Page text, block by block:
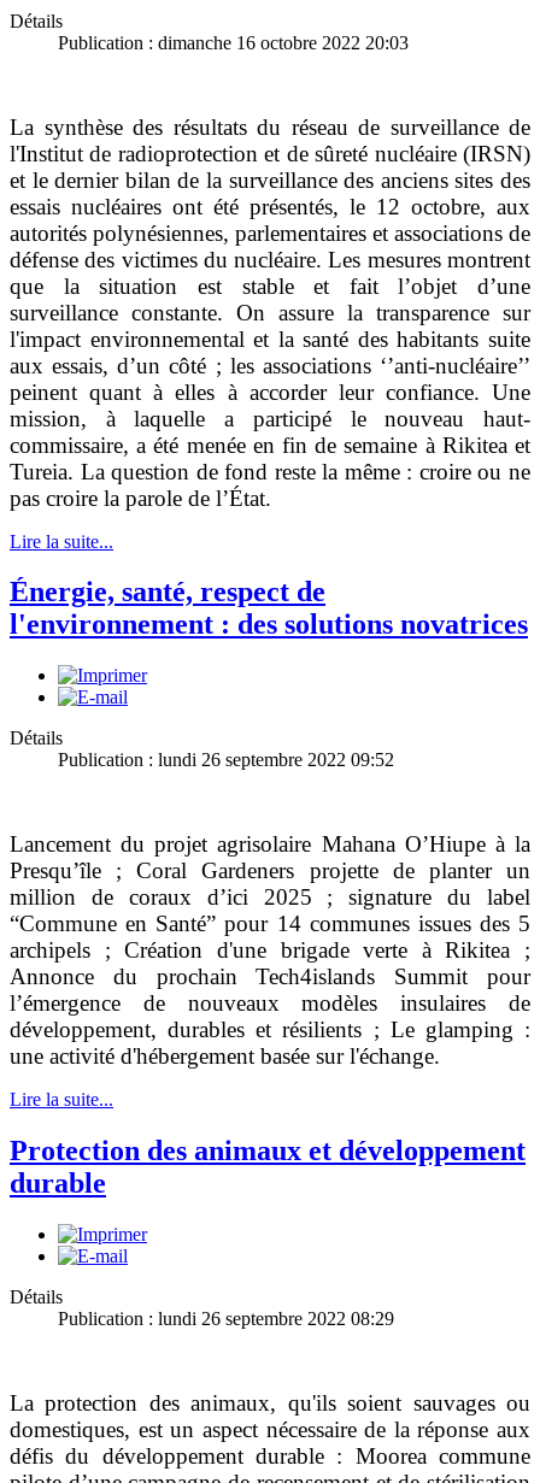
Détails
Publication : dimanche 16 octobre 2022 20:03
La synthèse des résultats du réseau de surveillance de
l'Institut de radioprotection et de sûreté nucléaire (IRSN)
et le dernier bilan de la surveillance des anciens sites des
essais nucléaires ont été présentés, le 12 octobre, aux
autorités polynésiennes, parlementaires et associations de
défense des victimes du nucléaire. Les mesures montrent
que la situation est stable et fait l’objet d’une
surveillance constante. On assure la transparence sur
l'impact environnemental et la santé des habitants suite
aux essais, d’un côté ; les associations ‘’anti-nucléaire’’
peinent quant à elles à accorder leur confiance. Une
mission, à laquelle a participé le nouveau haut-
commissaire, a été menée en fin de semaine à Rikitea et
Tureia. La question de fond reste la même : croire ou ne
pas croire la parole de l’État.
Lire la suite...
Énergie, santé, respect de
l'environnement : des solutions novatrices
Détails
Publication : lundi 26 septembre 2022 09:52
Lancement du projet agrisolaire Mahana O’Hiupe à la
Presqu’île ; Coral Gardeners projette de planter un
million de coraux d’ici 2025 ; signature du label
“Commune en Santé” pour 14 communes issues des 5
archipels ; Création d'une brigade verte à Rikitea ;
Annonce du prochain Tech4islands Summit pour
l’émergence de nouveaux modèles insulaires de
développement, durables et résilients ; Le glamping :
une activité d'hébergement basée sur l'échange.
Lire la suite...
Protection des animaux et développement
durable
Détails
Publication : lundi 26 septembre 2022 08:29
La protection des animaux, qu'ils soient sauvages ou
domestiques, est un aspect nécessaire de la réponse aux
défis du développement durable : Moorea commune